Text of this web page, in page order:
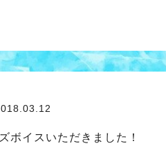
ボイスいただきました！